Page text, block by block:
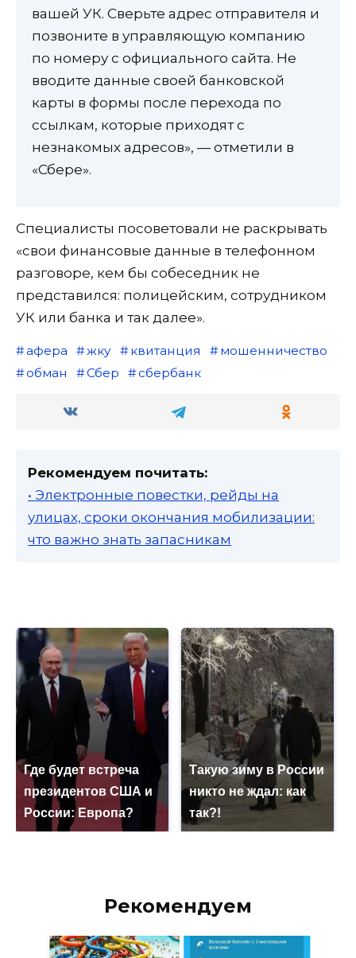
вашей УК. Сверьте адрес отправителя и
позвоните в управляющую компанию
по номеру с официального сайта. Не
вводите данные своей банковской
карты в формы после перехода по
ссылкам, которые приходят с
незнакомых адресов», — отметили в
«Сбере».
Специалисты посоветовали не раскрывать
«свои финансовые данные в телефонном
разговоре, кем бы собеседник не
представился: полицейским, сотрудником
УК или банка и так далее».
афера жку квитанция
мошенничество
обман
Сбер сбербанк
Рекомендуем почитать:
• Электронные повестки, рейды на
улицах, сроки окончания мобилизации:
что важно знать запасникам
Где будет встреча
президентов США и
России: Европа?
Такую зиму в России
никто не ждал: как
так?!
Рекомендуем